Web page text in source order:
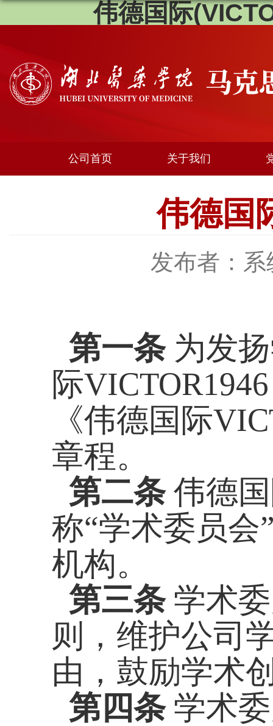
伟德国际
公司首页 关于我们
伟德国
发布者：
第一条 为发
际VICTOR1946
《伟德国际
章程。
第二条 伟德
称“学术委员
机构。
第三条 学术
则，维护公司
由，鼓励学术
第四条 学术